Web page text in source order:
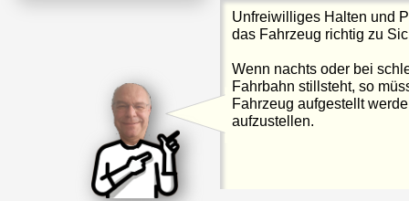
Unfreiwilliges Halten und
das Fahrzeug richtig zu
Wenn nachts oder bei
Fahrbahn stillsteht, so
Fahrzeug aufgestellt
aufzustellen.